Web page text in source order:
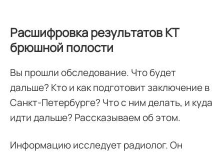
Расшифровка результатов КТ
брюшной полости
Вы прошли обследование. Что будет
дальше? Кто и как подготовит заключение в
Санкт-Петербурге? Что с ним делать, и куда
идти дальше? Рассказываем об этом.
Информацию исследует радиолог. Он